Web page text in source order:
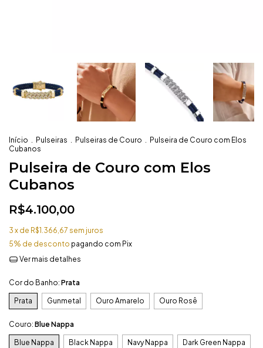
Início . Pulseiras . Pulseiras de Couro . Pulseira de Couro com Elos
Cubanos
Pulseira de Couro com Elos
Cubanos
R$4.100,00
3 x de R$1.366,67 sem juros
5% de desconto pagando com Pix
Ver mais detalhes
Cor do Banho: Prata
Prata Gunmetal Ouro Amarelo Ouro Rosê
Couro: Blue Nappa
Blue Nappa Black Nappa Navy Nappa Dark Green Nappa